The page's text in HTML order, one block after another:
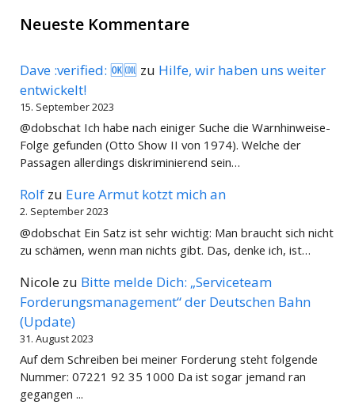
Neueste Kommentare
Dave :verified: 🆗🆒 zu Hilfe, wir haben uns weiter
entwickelt!
15. September 2023
@dobschat Ich habe nach einiger Suche die Warnhinweise-
Folge gefunden (Otto Show II von 1974). Welche der
Passagen allerdings diskriminierend sein…
Rolf zu Eure Armut kotzt mich an
2. September 2023
@dobschat Ein Satz ist sehr wichtig: Man braucht sich nicht
zu schämen, wenn man nichts gibt. Das, denke ich, ist…
Nicole zu Bitte melde Dich: „Serviceteam
Forderungsmanagement“ der Deutschen Bahn
(Update)
31. August 2023
Auf dem Schreiben bei meiner Forderung steht folgende
Nummer: 07221 92 35 1000 Da ist sogar jemand ran
gegangen ...